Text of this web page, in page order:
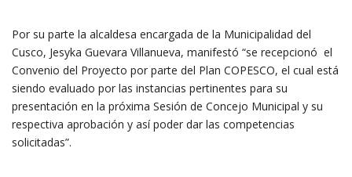
Por su parte la alcaldesa encargada de la Municipalidad del
Cusco, Jesyka Guevara Villanueva, manifestó “se recepcionó el
Convenio del Proyecto por parte del Plan COPESCO, el cual está
siendo evaluado por las instancias pertinentes para su
presentación en la próxima Sesión de Concejo Municipal y su
respectiva aprobación y así poder dar las competencias
solicitadas”.